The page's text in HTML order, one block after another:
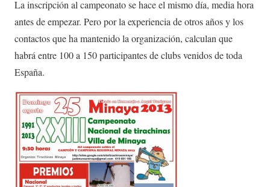
La inscripción al campeonato se hace el mismo día, media hora
antes de empezar. Pero por la experiencia de otros años y los
contactos que ha mantenido la organización, calculan que
habrá entre 100 a 150 participantes de clubs venidos de toda
España.